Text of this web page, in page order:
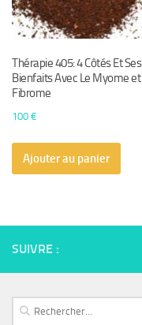
Thérapie 405: 4 Côtés Et Ses
Bienfaits Avec Le Myome et
Fibrome
100 €
Ajouter au panier
SUIVRE :
Rechercher :